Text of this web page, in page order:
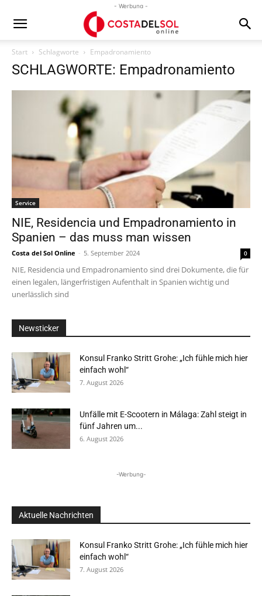
- Werbung -
Start Schlagworte Empadronamiento
SCHLAGWORTE: Empadronamiento
Service
NIE, Residencia und Empadronamiento in
Spanien – das muss man wissen
Costa del Sol Online - 5. September 2024 0
NIE, Residencia und Empadronamiento sind drei Dokumente, die für
einen legalen, längerfristigen Aufenthalt in Spanien wichtig und
unerlässlich sind
Newsticker
Konsul Franko Stritt Grohe: „Ich fühle mich hier
einfach wohl“
7. August 2026
Unfälle mit E-Scootern in Málaga: Zahl steigt in
fünf Jahren um...
6. August 2026
-Werbung-
Aktuelle Nachrichten
Konsul Franko Stritt Grohe: „Ich fühle mich hier
einfach wohl“
7. August 2026